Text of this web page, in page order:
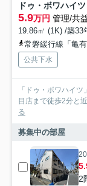
ドゥ・ボワハイツ
5.9万円 管理/共
19.86㎡ (1K) /築33
常磐緩行線「亀
公共下水
「ドゥ・ボワハイ
目店まで徒歩2分と
る
募集中の部屋
2